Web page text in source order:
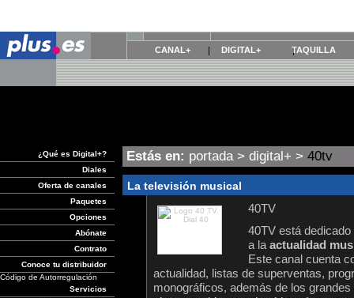
CANAL+ DIGITAL+ TAQUILLA
¿Qué es Digital+?
Diales
Oferta de canales
Paquetes
Opciones
Abónate
Contrato
Conoce tu distribuidor
Código de Autorregulación
Servicios
Estás en: portada> digital+ > 40tv
La televisión musical
40TV
40TV está
a la actualidad
Este canal cuenta
actualidad, listas de superventas,
monográficos, además de los